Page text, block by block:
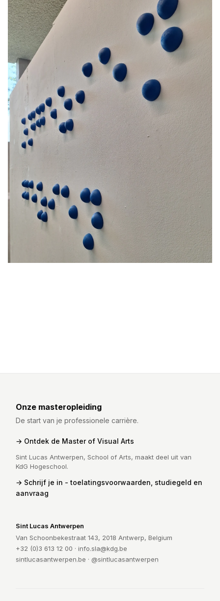
Onze masteropleiding
De start van je professionele carrière.
Ontdek de Master of Visual Arts
Sint Lucas Antwerpen, School of Arts, maakt deel uit van
KdG Hogeschool.
Schrijf je in - toelatingsvoorwaarden, studiegeld en
aanvraag
Sint Lucas Antwerpen
Van Schoonbekestraat 143, 2018 Antwerp, Belgium
+32 (0)3 613 12 00 · info.sla@kdg.be
sintlucasantwerpen.be · @sintlucasantwerpen